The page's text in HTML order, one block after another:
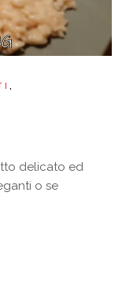
delicato ed
o se